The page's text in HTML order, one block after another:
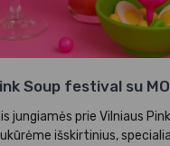
Soup festival su
jungiamės prie Vilniaus
išskirtinius,